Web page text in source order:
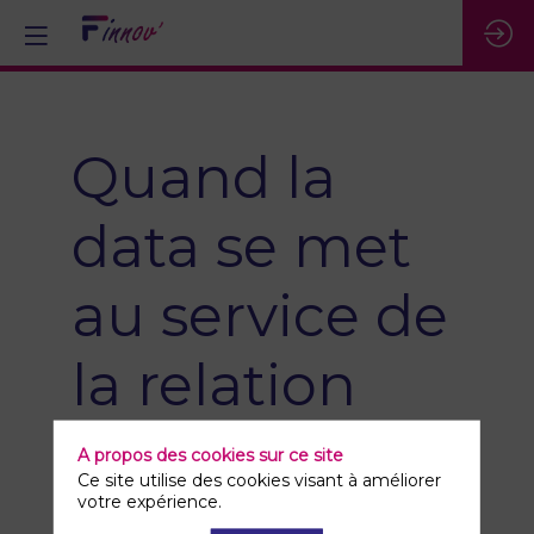
Quand la
data se met
au service de
la relation
client et du
A propos des cookies sur ce site
Ce site utilise des cookies visant à améliorer
votre expérience.